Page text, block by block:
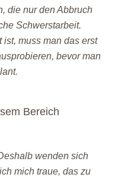
die nur den Abbruch
Schwerstarbeit.
ist, muss man das erst
bevor man
Bereich
wenden sich
mich traue, das zu